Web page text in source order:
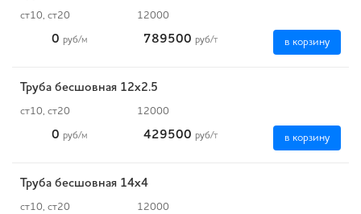
ст10, ст20 12000
0 руб/м 789500 руб/т в корзину
Труба бесшовная 12х2.5
ст10, ст20 12000
0 руб/м 429500 руб/т в корзину
Труба бесшовная 14х4
ст10, ст20 12000